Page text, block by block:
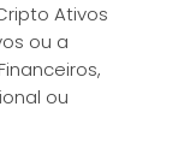
Ativos
ou a
ou